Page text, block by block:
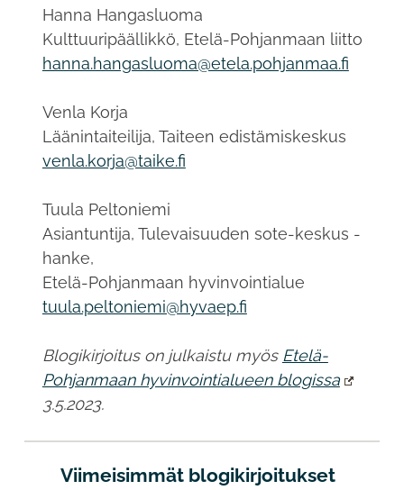
Hanna Hangasluoma
Kulttuuripäällikkö, Etelä-Pohjanmaan liitto
hanna.hangasluoma@etela.pohjanmaa.fi
Venla Korja
Läänintaiteilija, Taiteen edistämiskeskus
venla.korja@taike.fi
Tuula Peltoniemi
Asiantuntija, Tulevaisuuden sote-keskus -
hanke,
Etelä-Pohjanmaan hyvinvointialue
tuula.peltoniemi@hyvaep.fi
Blogikirjoitus on julkaistu myös Etelä-
Pohjanmaan hyvinvointialueen blogissa
3.5.2023.
Viimeisimmät blogikirjoitukset